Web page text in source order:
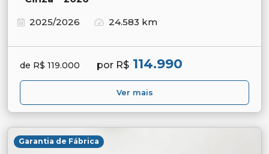
2025/2026
24.583 km
de R$ 119.000 por R$ 114.990
Ver mais
Garantia de Fábrica